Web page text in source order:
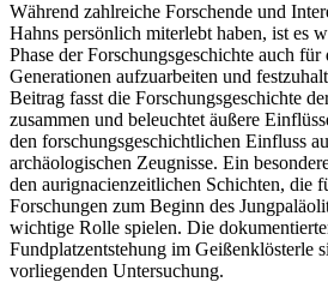
Während zahlreiche Forschende und
Hahns persönlich miterlebt haben, ist es
Phase der Forschungsgeschichte auch
Generationen aufzuarbeiten und
Beitrag fasst die Forschungsgeschichte
zusammen und beleuchtet äußere
den forschungsgeschichtlichen Einfluss
archäologischen Zeugnisse. Ein
den aurignacienzeitlichen Schichten, die
Forschungen zum Beginn des
wichtige Rolle spielen. Die
Fundplatzentstehung im Geißenklösterle
vorliegenden Untersuchung.